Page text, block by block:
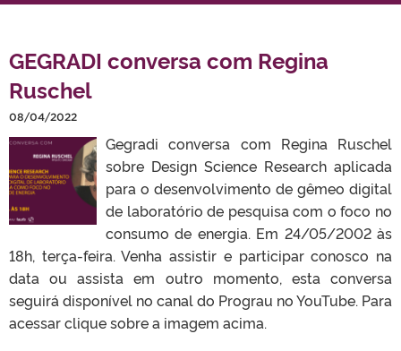
GEGRADI conversa com Regina
Ruschel
08/04/2022
Gegradi conversa com Regina Ruschel
sobre Design Science Research aplicada
para o desenvolvimento de gêmeo digital
de laboratório de pesquisa com o foco no
consumo de energia. Em 24/05/2002 às
18h, terça-feira. Venha assistir e participar conosco na
data ou assista em outro momento, esta conversa
seguirá disponível no canal do Prograu no YouTube. Para
acessar clique sobre a imagem acima.